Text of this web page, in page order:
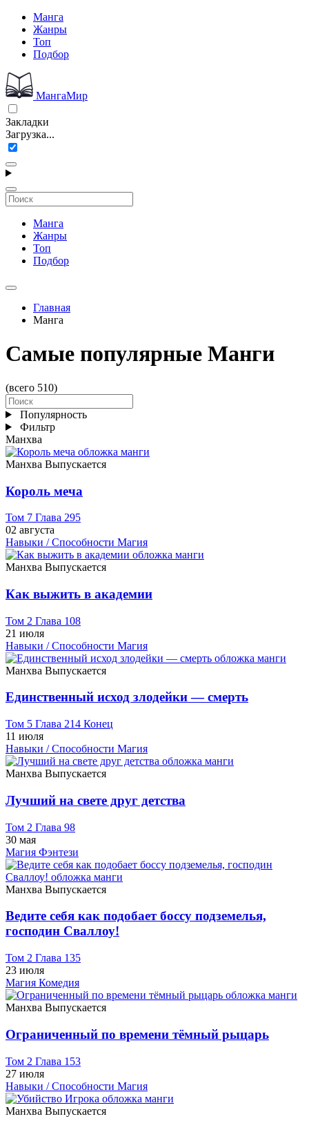
Манга
Жанры
Топ
Подбор
МангаМир
Закладки
Загрузка...
Манга
Жанры
Топ
Подбор
Главная
Манга
Самые популярные Манги
(всего 510)
Популярность
Фильтр
Манхва
Манхва Выпускается
Король меча
Том 7 Глава 295
02 августа
Навыки / Способности Магия
Манхва Выпускается
Как выжить в академии
Том 2 Глава 108
21 июля
Навыки / Способности Магия
Манхва Выпускается
Единственный исход злодейки — смерть
Том 5 Глава 214 Конец
11 июля
Навыки / Способности Магия
Манхва Выпускается
Лучший на свете друг детства
Том 2 Глава 98
30 мая
Магия Фэнтези
Манхва Выпускается
Ведите себя как подобает боссу подземелья,
господин Сваллоу!
Том 2 Глава 135
23 июля
Магия Комедия
Манхва Выпускается
Ограниченный по времени тёмный рыцарь
Том 2 Глава 153
27 июля
Навыки / Способности Магия
Манхва Выпускается